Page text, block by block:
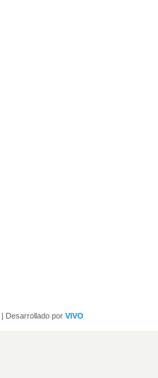
| Desarrollado por VIVO